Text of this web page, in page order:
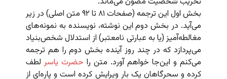
بخش اول این ترجمه (صفحات ۸۱ تا ۹۲ متن اصلی) در زیر
می‌آید. در بخش دوم این نوشته، نویسنده به نمونه‌های
مغالطه‌آمیز (یا به عبارتی نامعتبر) از استدلال شخص‌بنیاد
می‌پردازد که در چند روز آینده بخش دوم را هم ترجمه
می‌کنم و این‌جا خواهم آورد. متن را حضرت یاسر لطف
کرده و سحرگاهان یک بار ویرایش کرده است و پاره‌ای از